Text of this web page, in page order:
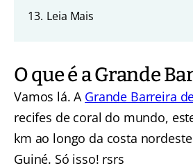
13. Leia Mais
O que é a Grande
Vamos lá. A Grande Barreira
recifes de coral do mundo,
km ao longo da costa
Guiné. Só isso! rsrs